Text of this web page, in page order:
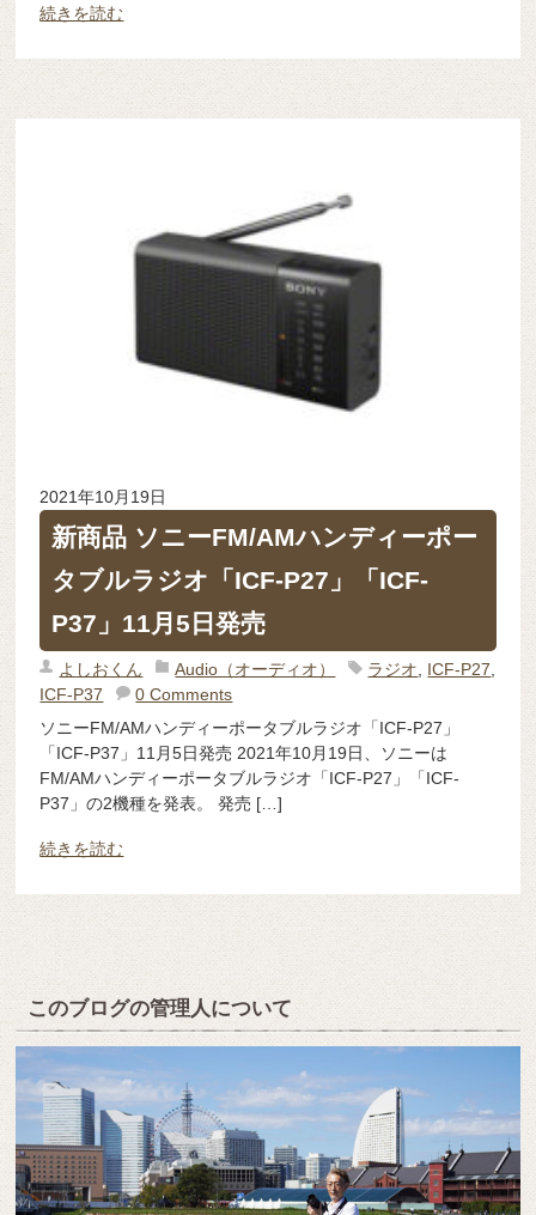
続きを読む
2021年10月19日
新商品 ソニーFM/AMハンディーポー
タブルラジオ「ICF-P27」「ICF-
P37」11月5日発売
よしおくん Audio（オーディオ） ラジオ, ICF-P27,
ICF-P37
0 Comments
ソニーFM/AMハンディーポータブルラジオ「ICF-P27」
「ICF-P37」11月5日発売 2021年10月19日、ソニーは
FM/AMハンディーポータブルラジオ「ICF-P27」「ICF-
P37」の2機種を発表。 発売 […]
続きを読む
このブログの管理人について